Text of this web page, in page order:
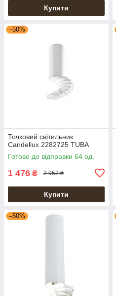
Купити
–50%
Точковий світильник
Candellux 2282725 TUBA
Готово до відправки 64 од.
1 476 ₴ 2 952 ₴
Купити
–50%